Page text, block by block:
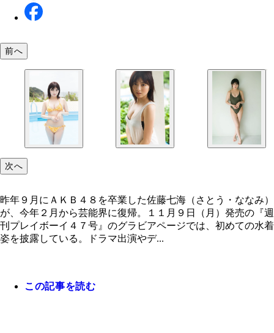
前へ
次へ
昨年９月にＡＫＢ４８を卒業した佐藤七海（さとう・ななみ）
が、今年２月から芸能界に復帰。１１月９日（月）発売の『週
刊プレイボーイ４７号』のグラビアページでは、初めての水着
姿を披露している。ドラマ出演やデ...
この記事を読む